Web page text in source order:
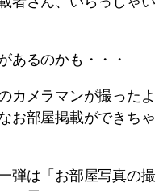
あるのかも・・・
カメラマンが撮ったよ
お部屋掲載ができちゃ
弾は「お部屋写真の撮